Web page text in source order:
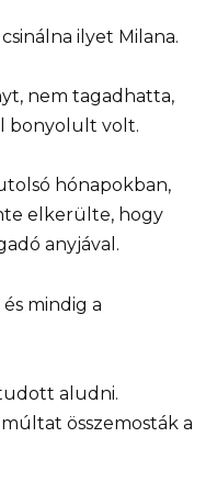
ilyet Milana.
nem tagadhatta,
bonyolult volt.
hónapokban,
elkerülte, hogy
anyjával.
mindig a
aludni.
összemosták a